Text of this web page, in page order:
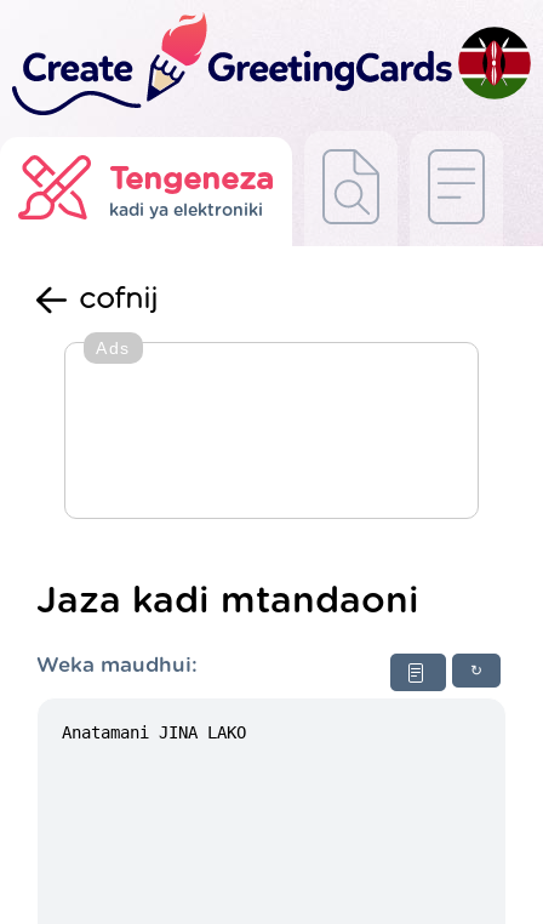
Tengeneza
kadi ya elektroniki
cofnij
Ads
Jaza kadi mtandaoni
↻
Weka maudhui: